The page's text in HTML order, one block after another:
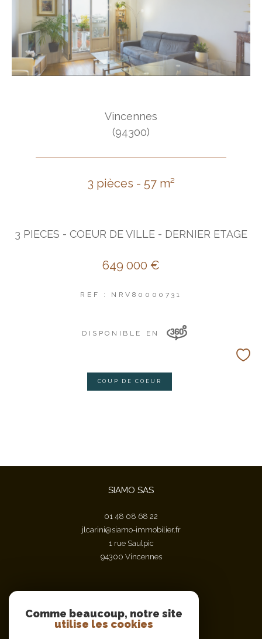
Vincennes
(94300)
3 pièces - 57 m²
3 PIECES - COEUR DE VILLE - DERNIER ETAGE
649 000 €
REF : NRV80000731
DISPONIBLE EN
COUP DE COEUR
SIAMO SAS
01 48 08 68 22
jlcarini@siamo-immobilier.fr
1 rue Saulpic
94300
vincennes
Comme beaucoup, notre site
utilise les cookies